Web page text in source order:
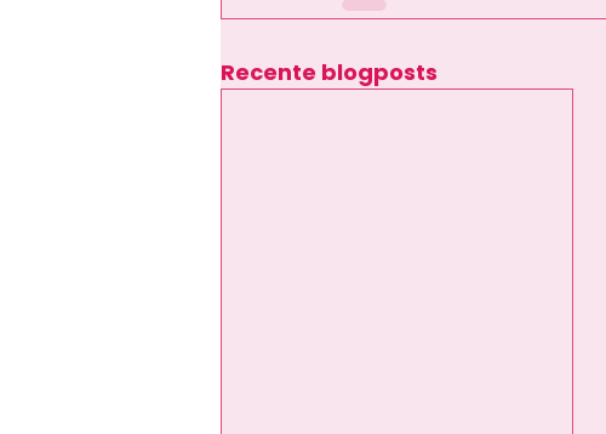
Recente blogposts